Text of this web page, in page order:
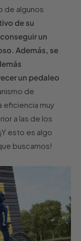
de algunos
de su
un
Además, se
un pedaleo
de
eficiencia muy
a las de los
esto es algo
buscamos!